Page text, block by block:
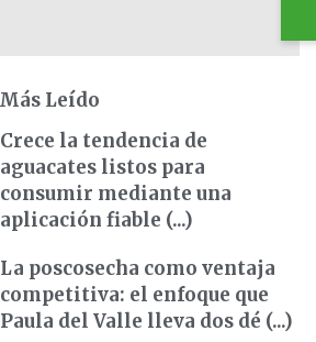
Leído
Crece la tendencia de
aguacates listos para
consumir mediante una
aplicación fiable (...)
La poscosecha como ventaja
competitiva: el enfoque que
Paula del Valle lleva dos dé (...)